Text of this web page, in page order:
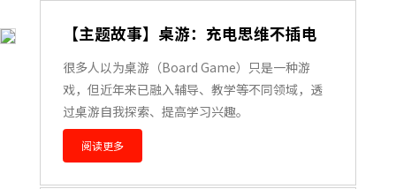
【主题故事】桌游：充电思维不插电
很多人以为桌游（Board Game）只是一种游
戏，但近年来已融入辅导、教学等不同领域，透
过桌游自我探索、提高学习兴趣。
阅读更多